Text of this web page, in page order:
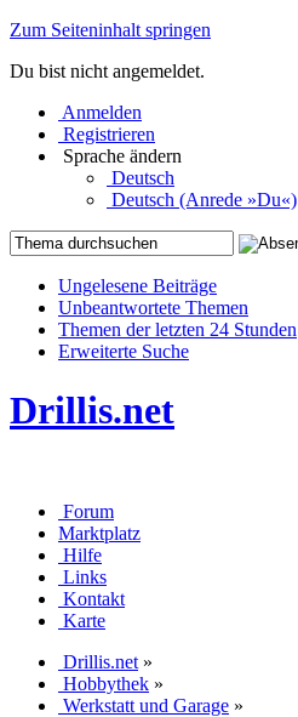
Zum Seiteninhalt springen
Du bist nicht angemeldet.
Anmelden
Registrieren
Sprache ändern
Deutsch
Deutsch (Anrede »Du«)
Ungelesene Beiträge
Unbeantwortete Themen
Themen der letzten 24 Stunden
Erweiterte Suche
Drillis.net
Forum
Marktplatz
Hilfe
Links
Kontakt
Karte
Drillis.net »
Hobbythek »
Werkstatt und Garage »